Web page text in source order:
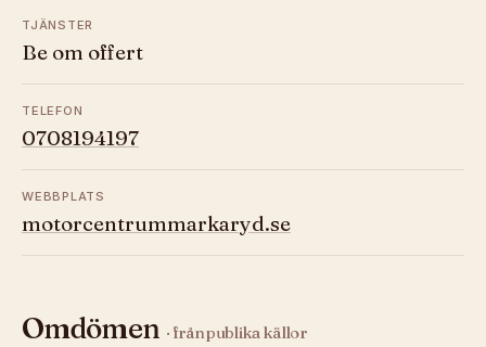
TJÄNSTER
Be om offert
TELEFON
0708194197
WEBBPLATS
motorcentrummarkaryd.se
Omdömen · från publika källor